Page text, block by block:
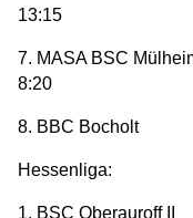
13:15
7. MASA BSC
8:20
8. BBC
Hessenliga:
1. BSC